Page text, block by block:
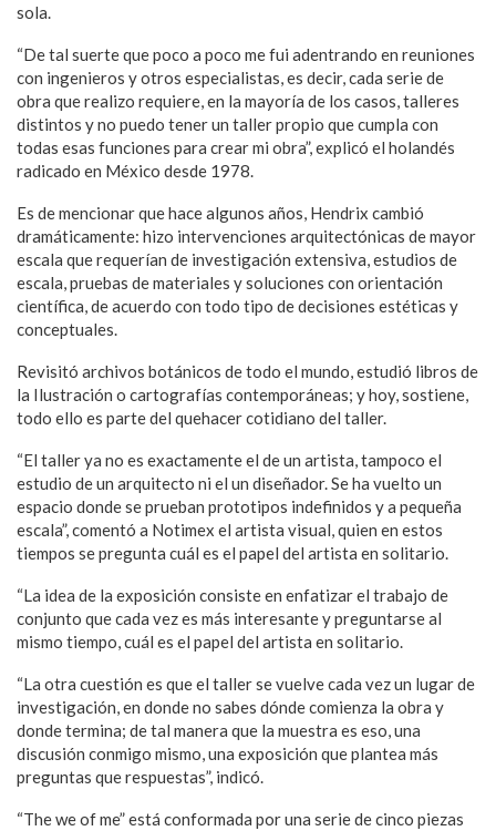
sola.
“De tal suerte que poco a poco me fui adentrando en reuniones
con ingenieros y otros especialistas, es decir, cada serie de
obra que realizo requiere, en la mayoría de los casos, talleres
distintos y no puedo tener un taller propio que cumpla con
todas esas funciones para crear mi obra”, explicó el holandés
radicado en México desde 1978.
Es de mencionar que hace algunos años, Hendrix cambió
dramáticamente: hizo intervenciones arquitectónicas de mayor
escala que requerían de investigación extensiva, estudios de
escala, pruebas de materiales y soluciones con orientación
científica, de acuerdo con todo tipo de decisiones estéticas y
conceptuales.
Revisitó archivos botánicos de todo el mundo, estudió libros de
la Ilustración o cartografías contemporáneas; y hoy, sostiene,
todo ello es parte del quehacer cotidiano del taller.
“El taller ya no es exactamente el de un artista, tampoco el
estudio de un arquitecto ni el un diseñador. Se ha vuelto un
espacio donde se prueban prototipos indefinidos y a pequeña
escala”, comentó a Notimex el artista visual, quien en estos
tiempos se pregunta cuál es el papel del artista en solitario.
“La idea de la exposición consiste en enfatizar el trabajo de
conjunto que cada vez es más interesante y preguntarse al
mismo tiempo, cuál es el papel del artista en solitario.
“La otra cuestión es que el taller se vuelve cada vez un lugar de
investigación, en donde no sabes dónde comienza la obra y
donde termina; de tal manera que la muestra es eso, una
discusión conmigo mismo, una exposición que plantea más
preguntas que respuestas”, indicó.
“The we of me” está conformada por una serie de cinco piezas